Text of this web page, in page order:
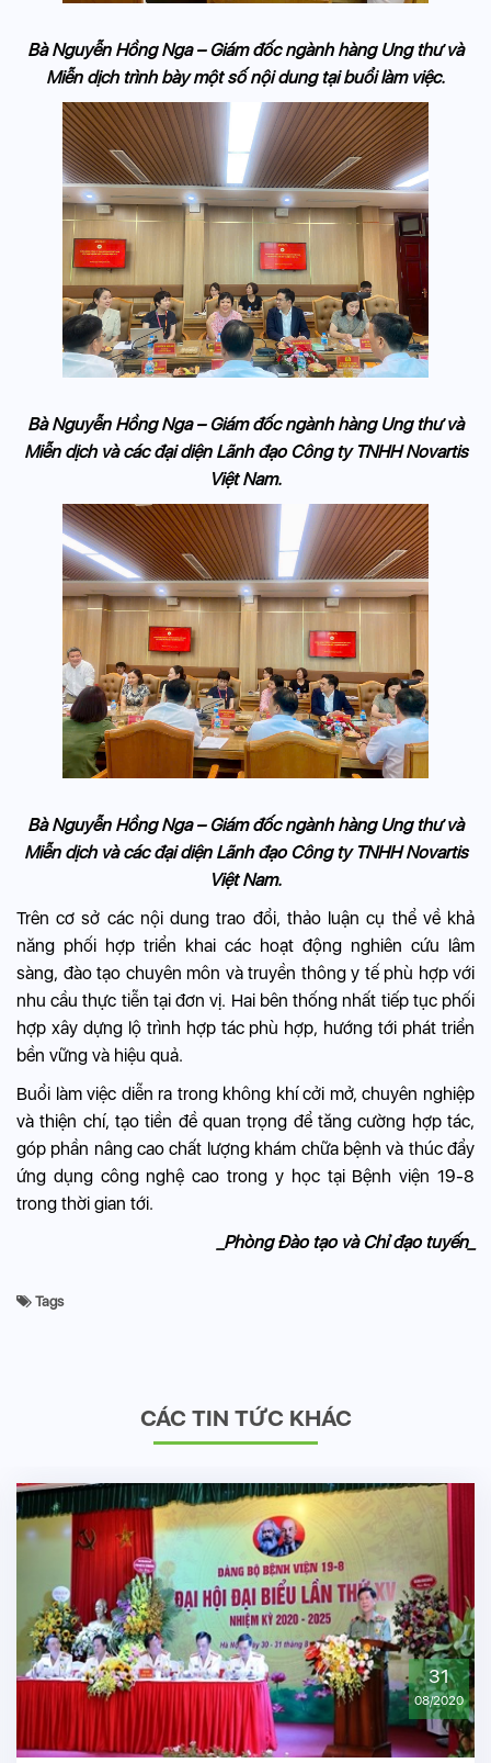
Bà Nguyễn Hồng Nga – Giám đốc ngành hàng Ung thư và
Miễn dịch trình bày một số nội dung tại buổi làm việc.
Bà Nguyễn Hồng Nga – Giám đốc ngành hàng Ung thư và
Miễn dịch và các đại diện Lãnh đạo Công ty TNHH Novartis
Việt Nam.
Bà Nguyễn Hồng Nga – Giám đốc ngành hàng Ung thư và
Miễn dịch và các đại diện Lãnh đạo Công ty TNHH Novartis
Việt Nam.
Trên cơ sở các nội dung trao đổi, thảo luận cụ thể về khả
năng phối hợp triển khai các hoạt động nghiên cứu lâm
sàng, đào tạo chuyên môn và truyền thông y tế phù hợp với
nhu cầu thực tiễn tại đơn vị. Hai bên thống nhất tiếp tục phối
hợp xây dựng lộ trình hợp tác phù hợp, hướng tới phát triển
bền vững và hiệu quả.
Buổi làm việc diễn ra trong không khí cởi mở, chuyên nghiệp
và thiện chí, tạo tiền đề quan trọng để tăng cường hợp tác,
góp phần nâng cao chất lượng khám chữa bệnh và thúc đẩy
ứng dụng công nghệ cao trong y học tại Bệnh viện 19-8
trong thời gian tới.
_Phòng Đào tạo và Chỉ đạo tuyến_
Tags
CÁC TIN TỨC KHÁC
31
08/2020